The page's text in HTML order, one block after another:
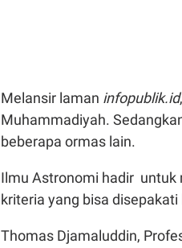
Melansir laman infopublik.id
Muhammadiyah.
beberapa ormas lain.
Ilmu Astronomi hadir untuk
kriteria yang bisa disepakati
Thomas Djamaluddin,